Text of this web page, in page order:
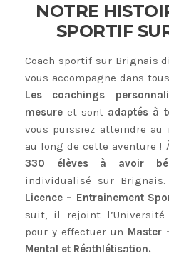
NOTRE
SPORTIF
Coach sportif sur Brignais
vous accompagne dans
Les coachings
mesure et sont adaptés à
vous puissiez atteindre
au long de cette aventure !
330 élèves à avoir
individualisé sur
Licence – Entrainement
suit, il rejoint
pour y effectuer un Master
Mental et Réathlétisation.